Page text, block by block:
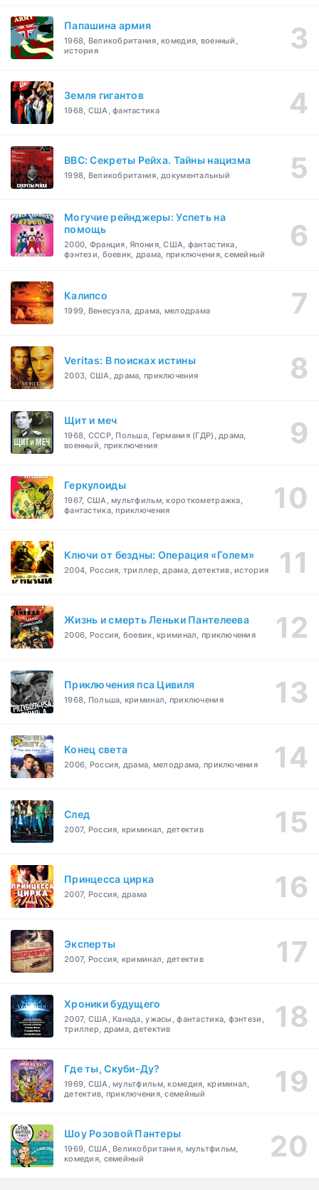
Папашина армия
1968, Великобритания, комедия, военный,
история
Земля гигантов
1968, США, фантастика
BBC: Секреты Рейха. Тайны нацизма
1998, Великобритания, документальный
Могучие рейнджеры: Успеть на
помощь
2000, Франция, Япония, США, фантастика,
фэнтези, боевик, драма, приключения, семейный
Калипсо
1999, Венесуэла, драма, мелодрама
Veritas: В поисках истины
2003, США, драма, приключения
Щит и меч
1968, СССР, Польша, Германия (ГДР), драма,
военный, приключения
Геркулоиды
1967, США, мультфильм, короткометражка,
фантастика, приключения
Ключи от бездны: Операция «Голем»
2004, Россия, триллер, драма, детектив, история
Жизнь и смерть Леньки Пантелеева
2006, Россия, боевик, криминал, приключения
Приключения пса Цивиля
1968, Польша, криминал, приключения
Конец света
2006, Россия, драма, мелодрама, приключения
След
2007, Россия, криминал, детектив
Принцесса цирка
2007, Россия, драма
Эксперты
2007, Россия, криминал, детектив
Хроники будущего
2007, США, Канада, ужасы, фантастика, фэнтези,
триллер, драма, детектив
Где ты, Скуби-Ду?
1969, США, мультфильм, комедия, криминал,
детектив, приключения, семейный
Шоу Розовой Пантеры
1969, США, Великобритания, мультфильм,
комедия, семейный